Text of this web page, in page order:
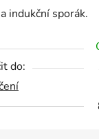
indukční sporák.
do: